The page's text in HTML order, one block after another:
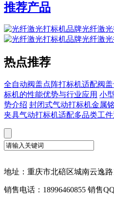
推荐产品
光纤激
光纤激
热点推荐
全自动阀盖点阵打标机适配阀
标机的性能优势与行业应用 小
势介绍 封闭式气动打标机金属
夹具气动打标机适配多品类工
地址：重庆市北碚区城南云逸
销售电话：18996460855 销售